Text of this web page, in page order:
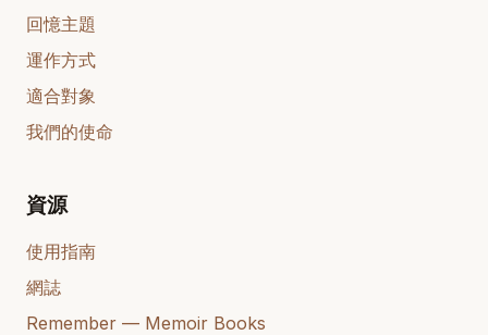
回憶主題
運作方式
適合對象
我們的使命
資源
使用指南
網誌
Remember — Memoir Books